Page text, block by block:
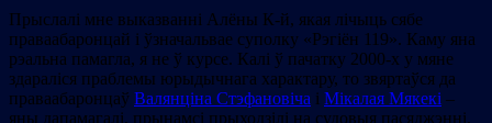
Прыслалі мне выказванні Алёны К-й, якая лічыць сябе
праваабаронцай і ўзначальвае суполку «Рэгіён 119». Каму яна
рэальна памагла, я не ў курсе. Калі ў пачатку 2000-х у мяне
здараліся праблемы юрыдычнага характару, то звяртаўся да
праваабаронцаў Валянціна Стэфановіча і Мікалая Мякекі –
яны дапамагалі, прынамсі прыходзілі на судовыя пасяджэнні.